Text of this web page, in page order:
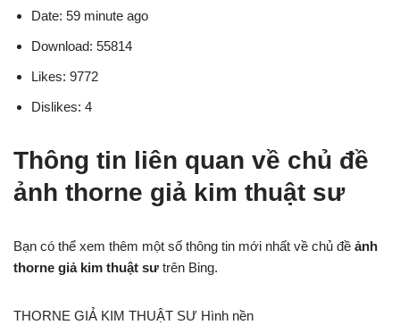
Date: 59 minute ago
Download: 55814
Likes: 9772
Dislikes: 4
Thông tin liên quan về chủ đề
ảnh thorne giả kim thuật sư
Bạn có thể xem thêm một số thông tin mới nhất về chủ đề ảnh
thorne giả kim thuật sư trên Bing.
THORNE GIẢ KIM THUẬT SƯ Hình nền